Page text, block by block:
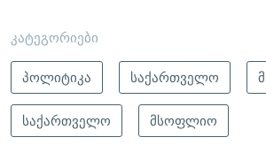
კატეგორიები
პოლიტიკა
საქართველო
საქართველო
მსოფლიო